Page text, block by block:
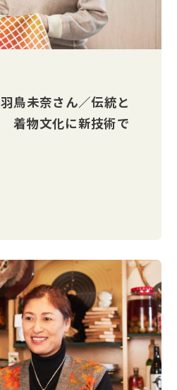
羽鳥未奈さん／伝統と
着物文化に新技術で